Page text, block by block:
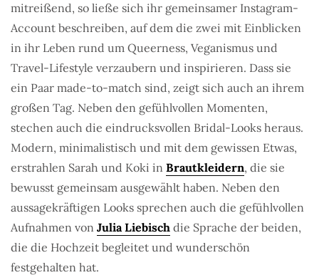
mitreißend, so ließe sich ihr gemeinsamer Instagram-
Account beschreiben, auf dem die zwei mit Einblicken
in ihr Leben rund um Queerness, Veganismus und
Travel-Lifestyle verzaubern und inspirieren. Dass sie
ein Paar made-to-match sind, zeigt sich auch an ihrem
großen Tag. Neben den gefühlvollen Momenten,
stechen auch die eindrucksvollen Bridal-Looks heraus.
Modern, minimalistisch und mit dem gewissen Etwas,
erstrahlen Sarah und Koki in Brautkleidern, die sie
bewusst gemeinsam ausgewählt haben. Neben den
aussagekräftigen Looks sprechen auch die gefühlvollen
Aufnahmen von Julia Liebisch die Sprache der beiden,
die die Hochzeit begleitet und wunderschön
festgehalten hat.